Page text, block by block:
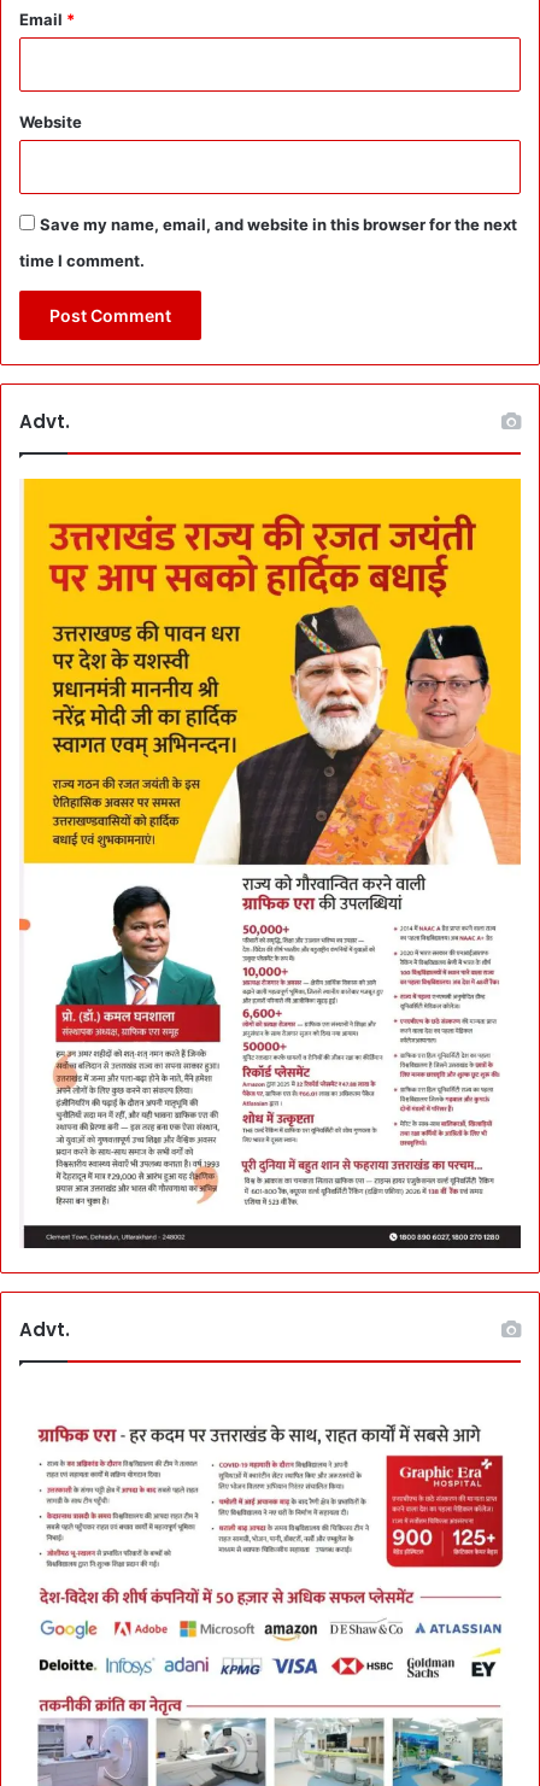
या
सा
Email *
Website
Save my name, email, and website in this browser for the next
time I comment.
Advt.
Advt.